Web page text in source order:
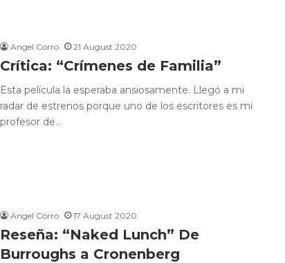
Angel Corro 21 August 2020
Crítica: “Crímenes de Familia”
Esta película la esperaba ansiosamente. Llegó a mi
radar de estrenos porque uno de los escritores es mi
profesor de…
Angel Corro 17 August 2020
Reseña: “Naked Lunch” De
Burroughs a Cronenberg